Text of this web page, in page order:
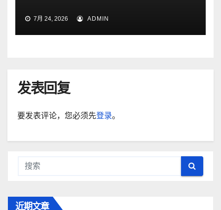
7月 24, 2026 ADMIN
发表回复
要发表评论，您必须先登录。
近期文章